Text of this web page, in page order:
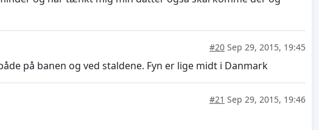
#20 Sep 29, 2015, 19:45
på banen og ved staldene. Fyn er lige midt i Danmark
#21 Sep 29, 2015, 19:46